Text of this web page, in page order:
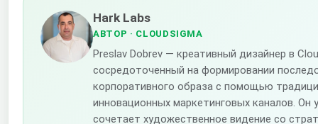
Hark Labs
АВТОР · CLOUDSIGMA
Preslav Dobrev — креативный дизайнер в
сосредоточенный на формировании
корпоративного образа с помощью
инновационных маркетинговых каналов. Он
сочетает художественное видение со